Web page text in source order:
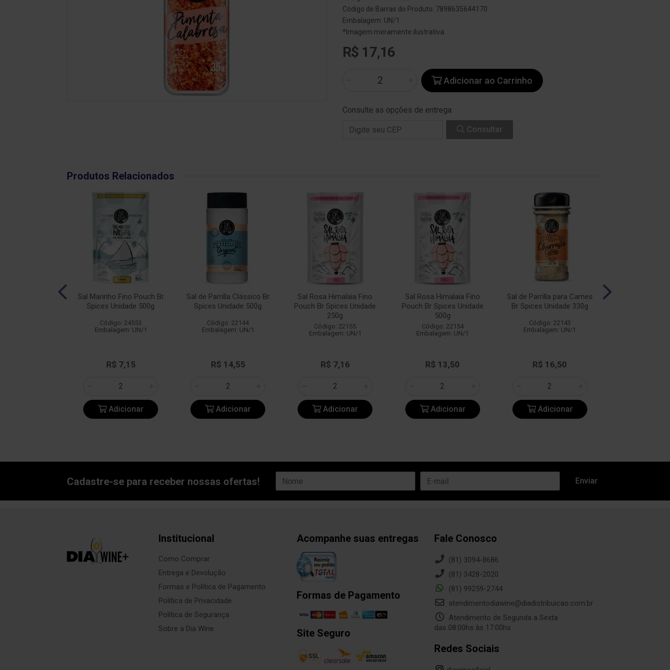
Código de Barras do Produto: 7898635644170
Embalagem: UN/1
*Imagem meramente ilustrativa
R$ 17,16
Adicionar ao Carrinho
Consulte as opções de entrega
Consultar
Produtos Relacionados
Sal Marinho Fino Pouch Br
Spices Unidade 500g
Código: 24553
Embalagem: UN/1
R$ 7,15
Adicionar
Sal de Parrilla Clássico Br
Spices Unidade 500g
Código: 22144
Embalagem: UN/1
R$ 14,55
Adicionar
Sal Rosa Himalaia Fino
Pouch Br Spices Unidade
250g
Código: 22155
Embalagem: UN/1
R$ 7,16
Adicionar
Sal Rosa Himalaia Fino
Pouch Br Spices Unidade
500g
Código: 22154
Embalagem: UN/1
R$ 13,50
Adicionar
Sal de Parrilla para Carnes
Br Spices Unidade 330g
Código: 22143
Embalagem: UN/1
R$ 16,50
Adicionar
Cadastre-se para receber nossas ofertas!
Institucional
Como Comprar
Entrega e Devolução
Formas e Política de Pagamento
Política de Privacidade
Política de Segurança
Sobre a Dia Wine
Acompanhe suas entregas
Formas de Pagamento
Site Seguro
Fale Conosco
(81) 3094-8686
(81) 3428-2020
(81) 99259-2744
atendimentodiawine@diadistribuicao.com.br
Atendimento de Segunda a Sexta
das 08:00hs às 17:00hs
Redes Sociais